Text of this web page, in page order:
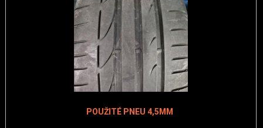
POUŽITÉ PNEU 4,5MM